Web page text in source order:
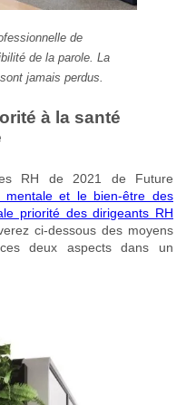
de
de la parole. La
jamais perdus.
à la santé
RH de 2021 de Future
mentale et le bien-être des
priorité des dirigeants RH
ci-dessous des moyens
deux aspects dans un